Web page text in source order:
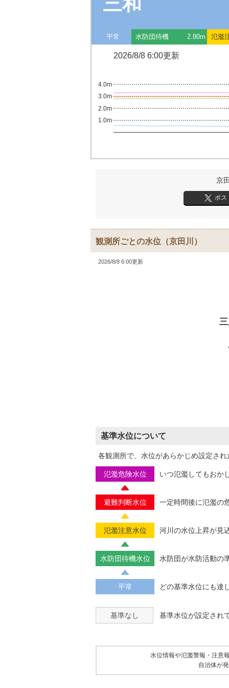
平常 水防団待機 2.80m 氾濫
2026/8/8 6:00更新
1.0m
2.0m
3.0m
4.0m
京
ポス
観測所ごとの水位 （京田川）
2026/8/8 6:00更新
基準水位について
各観測所で、水位があらかじめ設定さ
氾濫危険水位 いつ氾濫してもおか
避難判断水位 一定時間後に氾濫の
氾濫注意水位 河川の水位上昇が見
水防団待機水位 水防団が水防活動の
平常 どの基準水位にも達
基準なし 基準水位が設定され
水位情報や氾濫警報・注意
自治体が